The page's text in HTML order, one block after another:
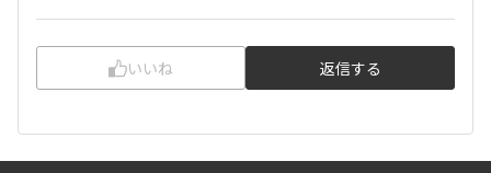
いいね 返信する